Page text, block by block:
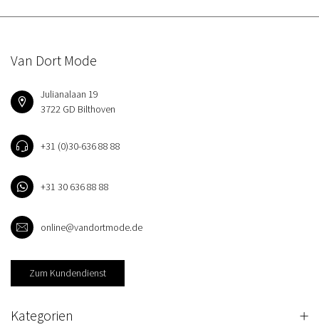
Van Dort Mode
Julianalaan 19
3722 GD Bilthoven
+31 (0)30-636 88 88
+31 30 636 88 88
online@vandortmode.de
Zum Kundendienst
Kategorien